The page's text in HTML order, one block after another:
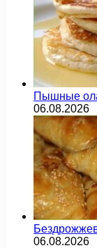
Пышные
06.08.2026
06.08.2026